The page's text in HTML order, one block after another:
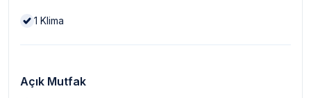
1 Klima
Açık Mutfak